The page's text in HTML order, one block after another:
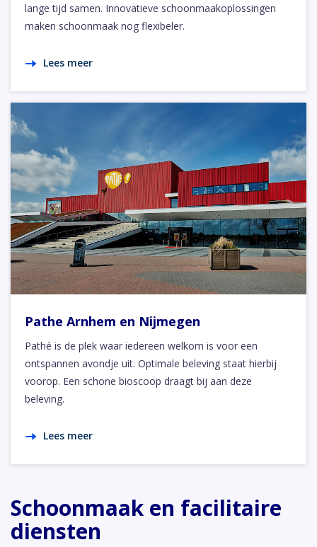
lange tijd samen. Innovatieve schoonmaakoplossingen
maken schoonmaak nog flexibeler.
Lees meer
Pathe Arnhem en Nijmegen
Pathé is de plek waar iedereen welkom is voor een
ontspannen avondje uit. Optimale beleving staat hierbij
voorop. Een schone bioscoop draagt bij aan deze
beleving.
Lees meer
Schoonmaak en facilitaire
diensten